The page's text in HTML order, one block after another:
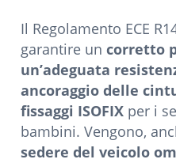
Il Regolamento ECE
garantire un corretto
un’adeguata
ancoraggio delle
fissaggi ISOFIX per i
bambini. Vengono,
sedere del veicolo